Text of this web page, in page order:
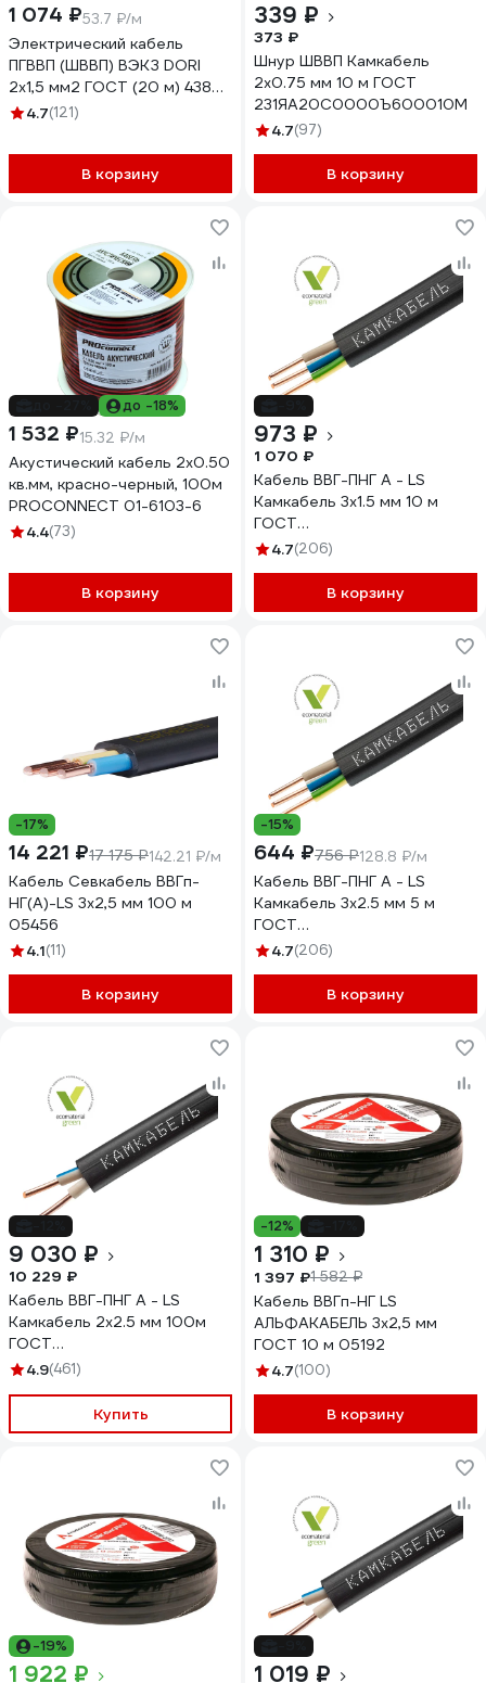
1 074 ₽53.7 ₽/м
Электрический кабель
ПГВВП (ШВВП) ВЭКЗ DORI
2x1,5 мм2 ГОСТ (20 м) 43829
VEKZ00261
4.7(121)
В корзину
339 ₽
373 ₽
Шнур ШВВП Камкабель
2x0.75 мм 10 м ГОСТ
231ЯA20C0000Ъ600010М
4.7(97)
В корзину
до -18%
1 532 ₽15.32 ₽/м
Акустический кабель 2х0.50
кв.мм, красно-черный, 100м
PROCONNECT 01-6103-6
4.4(73)
В корзину
973 ₽
1 070 ₽
Кабель ВВГ-ПНГ А - LS
Камкабель 3x1.5 мм 10 м
ГОСТ
1157К30FG00070А0010М
4.7(206)
В корзину
-17%
14 221 ₽17 175 ₽142.21 ₽/м
Кабель Севкабель ВВГп-
НГ(А)-LS 3х2,5 мм 100 м
05456
4.1(11)
В корзину
-15%
644 ₽756 ₽128.8 ₽/м
Кабель ВВГ-ПНГ А - LS
Камкабель 3x2.5 мм 5 м
ГОСТ
1157К30HG00070А0005М
4.7(206)
В корзину
9 030 ₽
10 229 ₽
Кабель ВВГ-ПНГ А - LS
Камкабель 2x2.5 мм 100м
ГОСТ
1157К20HD00070А0100М
4.9(461)
Купить
-12%
1 310 ₽
1 397 ₽1 582 ₽
Кабель ВВГп-НГ LS
АЛЬФАКАБЕЛЬ 3х2,5 мм
ГОСТ 10 м 05192
4.7(100)
В корзину
-19%
1 922 ₽ 1 019 ₽